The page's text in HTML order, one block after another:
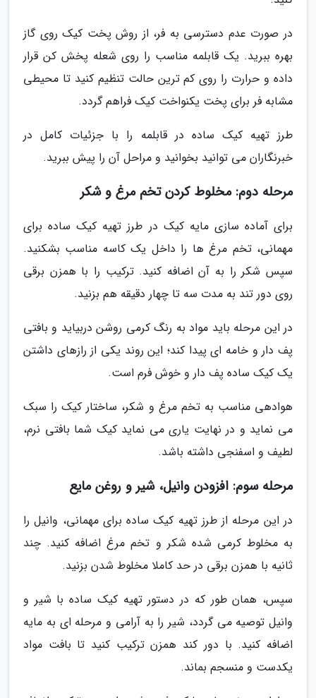
در صورت عدم دسترسی به فر، از روش پخت کیک روی گاز
بهره ببرید. یک قابلمه مناسب را روی شعله پخش کن قرار
داده و حرارت را روی کم ترین حالت تنظیم کنید تا محیطی
مشابه فر برای پخت یکنواخت کیک فراهم گردد.
طرز تهیه کیک ساده در قابلمه را با جزئیات کامل در
خبرنگاران می توانید بخوانید و مراحل آن را پیش ببرید.
مرحله دوم: مخلوط کردن تخم مرغ و شکر
برای آماده سازی مایه کیک در طرز تهیه کیک ساده برای
مهمانی، تخم مرغ ها را داخل یک کاسه مناسب بشکنید.
سپس شکر را به آن اضافه کنید. ترکیب را با همزن برقی
روی دور تند به مدت سه تا چهار دقیقه هم بزنید.
در این مرحله باید مواد به رنگ کرمی روشن دربیاید و بافتی
پف دار و خامه ای پیدا کند؛ این روند یکی از رازهای داشتن
یک کیک ساده پف دار و خوش فرم است.
هوادهی مناسب به تخم مرغ و شکر، ساختار کیک را سبک
می نماید و در نهایت یاری می نماید کیک شما بافتی نرم،
لطیف و اسفنجی داشته باشد.
مرحله سوم: افزودن وانیل، شیر و روغن مایع
در این مرحله از طرز تهیه کیک ساده برای مهمانی، وانیل را
به مخلوط کرمی شده شکر و تخم مرغ اضافه کنید. چند
ثانیه با همزن برقی در حد کاملا مخلوط شدن بزنید.
سپس، همان طور که در دستور تهیه کیک ساده با شیر و
وانیل توصیه می گردد، شیر را به آرامی و مرحله ای به مایه
اضافه کنید. با دور کند همزن ترکیب کنید تا بافت مواد
یکدست و منسجم بماند.